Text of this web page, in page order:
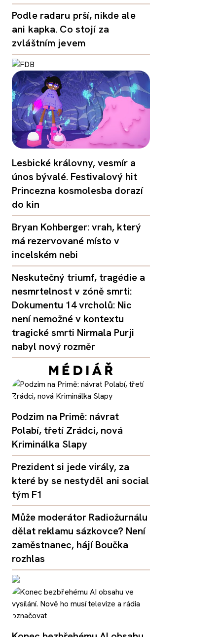
Podle radaru prší, nikde ale
ani kapka. Co stojí za
zvláštním jevem
Lesbické královny, vesmír a
únos bývalé. Festivalový hit
Princezna kosmolesba dorazí
do kin
Bryan Kohberger: vrah, který
má rezervované místo v
incelském nebi
Neskutečný triumf, tragédie a
nesmrtelnost v zóně smrti:
Dokumentu 14 vrcholů: Nic
není nemožné v kontextu
tragické smrti Nirmala Purji
nabyl nový rozměr
Podzim na Primě: návrat
Polabí, třetí Zrádci, nová
Kriminálka Slapy
Prezident si jede virály, za
které by se nestyděl ani social
tým F1
Může moderátor Radiožurnálu
dělat reklamu sázkovce? Není
zaměstnanec, hájí Boučka
rozhlas